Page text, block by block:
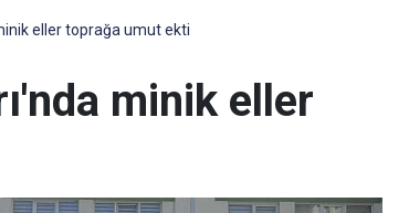
eller toprağa umut ekti
minik eller